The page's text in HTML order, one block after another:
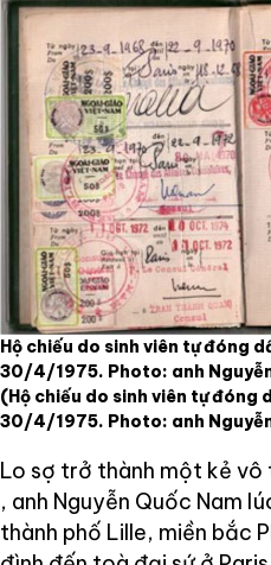
Hộ chiếu do sinh viên tự đóng
30/4/1975. Photo: anh
(Hộ chiếu do sinh viên tự đóng
30/4/1975. Photo: anh
Lo sợ trở thành một kẻ
, anh Nguyễn Quốc Nam
thành phố Lille, miền bắc